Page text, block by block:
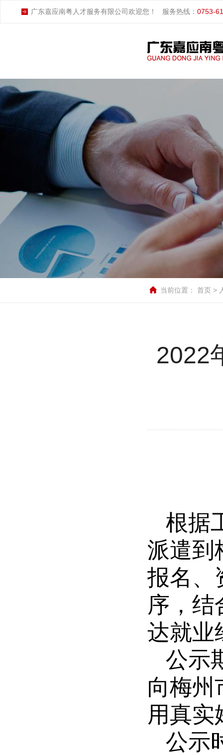
广东嘉应南粤人才服务有限公司欢迎您！ 服务热线： 0753-
当前位置： 首页 >
2022
根据
派遣到
报名、
序，结
达就业
公示
向梅州
用真实
公示